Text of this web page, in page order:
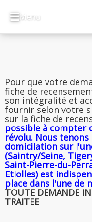
Menu
Pour que votre
fiche de
son intégralité et
fournir selon votre
sur la fiche de
possible à compter
révolu. Nous
domicilation sur
(Saintry/Seine,
Saint-Pierre-du-
Etiolles) est
place dans l'une de
TOUTE DEMANDE
TRAITEE